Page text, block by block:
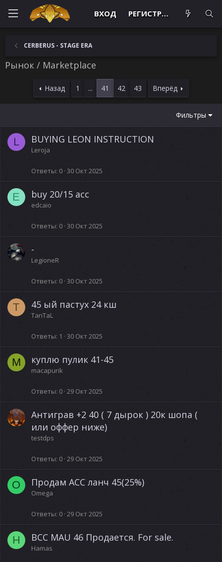
ВХОД РЕГИСТРАЦИЯ
CERBERUS - STAGE ERA
Рынок / Marketplace
Назад 1 ... 41 42 43 Вперёд
Фильтры
L BUYING LEON INSTRUCTION
Leroja
Ответы 0 30 Окт 2025
E buy 20/15 acc
edcaio
Ответы 0 30 Окт 2025
-
LegioneR
Ответы 0 30 Окт 2025
T 45 ый пастух 24 кш
TanTaL
Ответы 1 30 Окт 2025
M куплю пулик 41-45
macapurik
Ответы 0 29 Окт 2025
Антиграв +2 40 ( 7 дырок ) 20к шопа (
или оффер ниже)
testdps
Ответы 0 29 Окт 2025
O Продам ACC ланч 45(25%)
Omega
Ответы 0 29 Окт 2025
H BCC MAU 46 Продается. For sale.
Hamas